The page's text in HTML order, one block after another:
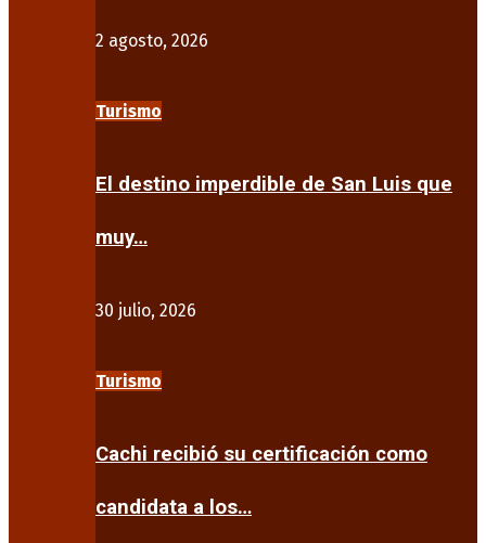
2 agosto, 2026
Turismo
El destino imperdible de San Luis que
muy…
30 julio, 2026
Turismo
Cachi recibió su certificación como
candidata a los…